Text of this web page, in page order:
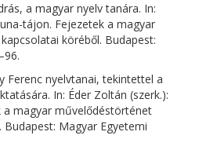
a magyar nyelv tanára. In:
tájon. Fejezetek a magyar
köréből. Budapest:
Ferenc nyelvtanai, tekintettel a
In: Éder Zoltán (szerk.):
magyar művelődéstörténet
Magyar Egyetemi